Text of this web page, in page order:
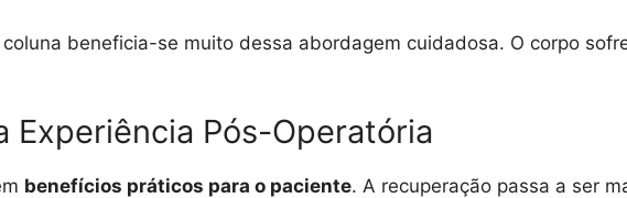
beneficia-se muito dessa abordagem cuidadosa. O corpo
Experiência Pós-Operatória
benefícios práticos para o paciente. A recuperação passa a ser